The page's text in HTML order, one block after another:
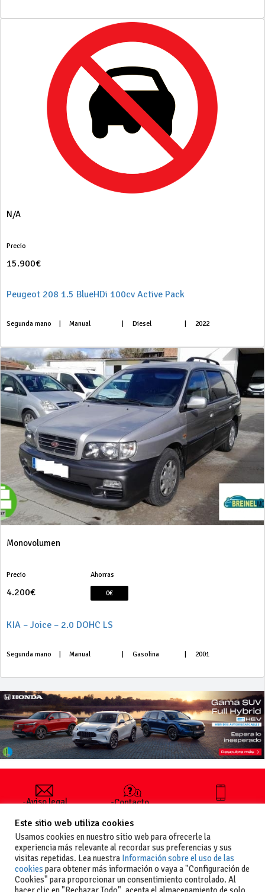
N/A
Precio
15.900€
Peugeot 208 1.5 BlueHDi 100cv Active Pack
Segunda mano Manual Diesel 2022
Monovolumen
Precio
4.200€
Ahorras
0€
KIA – Joice – 2.0 DOHC LS
Segunda mano Manual Gasolina 2001
-Aviso legal
generales
de uso
-Política de
privacidad
-Política de
cookies
-Contacto
publicar un
anuncio
-Vende+
+34 627 35
Este sitio web utiliza cookies
Usamos cookies en nuestro sitio web para ofrecerle la
experiencia más relevante al recordar sus preferencias y sus
visitas repetidas. Lea nuestra Información sobre el uso de las
cookies para obtener más información o vaya a "Configuración de
Cookies" para proporcionar un consentimiento controlado. Al